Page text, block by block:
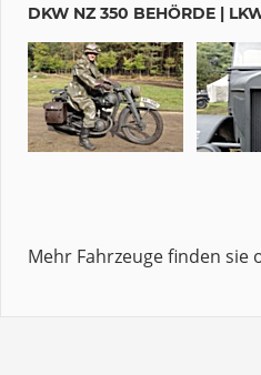
DKW NZ 350 BEHÖRDE |
Mehr Fahrzeuge finden sie